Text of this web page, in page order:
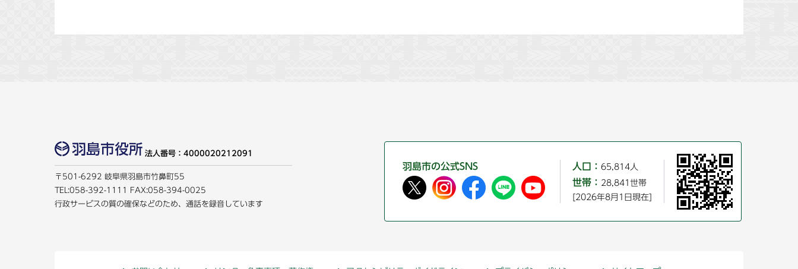
法人番号：4000020212091
〒501-6292 岐阜県羽島市竹鼻町55
TEL:058-392-1111
FAX:058-394-0025
行政サービスの質の確保などのため、通話を録音しています
羽島市の公式SNS 人口： 65,814人
世帯： 28,841世帯
[2026年8月1日現在]